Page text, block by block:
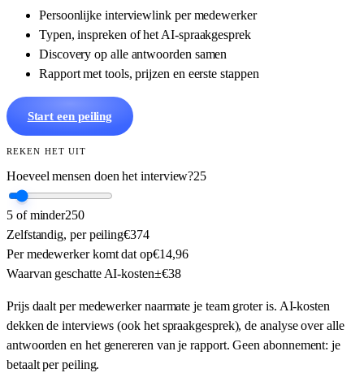
Persoonlijke interviewlink per medewerker
Typen, inspreken of het AI-spraakgesprek
Discovery op alle antwoorden samen
Rapport met tools, prijzen en eerste stappen
Start een peiling
REKEN HET UIT
Hoeveel mensen doen het interview?25
5 of minder250
Zelfstandig, per peiling€374
Per medewerker komt dat op€14,96
Waarvan geschatte AI-kosten±€38
Prijs daalt per medewerker naarmate je team groter is. AI-kosten
dekken de interviews (ook het spraakgesprek), de analyse over alle
antwoorden en het genereren van je rapport. Geen abonnement: je
betaalt per peiling.